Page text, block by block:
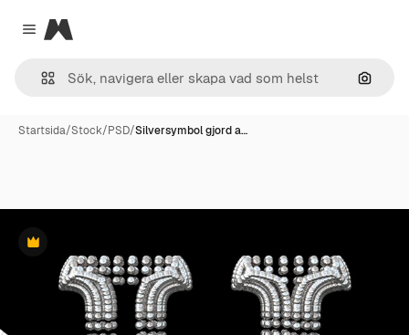
Close menu
Magnific
Sök
Startsida/Stock/PSD/Silversymbol gjord a…
Premie